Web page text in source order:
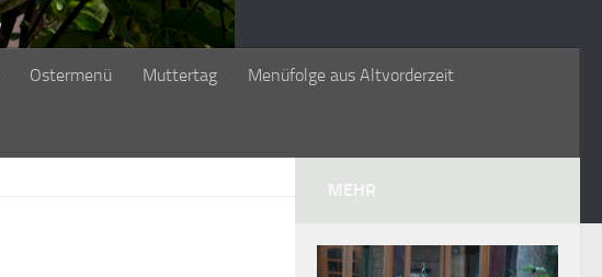
Ostermenü Muttertag Menüfolge aus Altvorderzeit
MEHR